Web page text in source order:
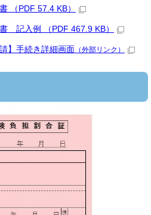
（PDF 57.4 KB）
記入例 （PDF 467.9 KB）
】手続き詳細画面 （外部リンク）